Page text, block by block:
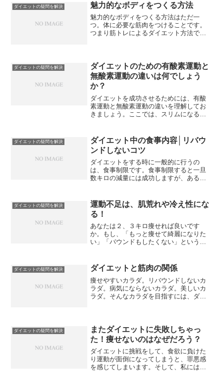
ダイエットの疑問を解決 魅力的なボディをつくる方法
魅力的なボディをつくる方法はただ一
つ。体に必要な筋肉をつけることです。
つまり筋トレによるダイエット方法で
ダイエットの疑問を解決
ダイエットのための有酸素運動と
無酸素運動の違いは何でしょう
か？
ダイエットを成功させるためには、有酸
素運動と無酸素運動の違いを理解してお
きましょう。ここでは、スリムになるた
ダイエットの疑問を解決
ダイエット中の食事内容│リバウ
ンドしないコツ
ダイエットをする時に一般的に行うの
は、食事制限です。食事制限すると一旦
数キロの減量には成功しますが、あると
きはじめるからです。また、食事制限に
よるダイエットは、リバウンドする確率
を上げてしまいます。ここではダイエッ
ト中の食事内容について解説します。
ダイエットの疑問を解決
運動不足は、肌荒れや冷え性にな
る！
あなたは２、３キロ痩せれば良いです
か。もし、「もっと痩せて綺麗になりた
い」「バウンドもしたくない」というの
ダイエットの疑問を解決 ダイエットと筋肉の関係
痩せやすいカラダ。リバウンドしないカ
ラダ。病気にならないカラダ。美しいカ
ラダ。そんなカラダを目指すには、ダイ
ダイエットの疑問を解決
またダイエットに失敗しちゃっ
た！痩せないのはなぜだろう？
ダイエットに挑戦をして、食欲に負けた
り運動が面倒になってしまうと、罪悪感
を感じてしまいます。そして、私にはダ